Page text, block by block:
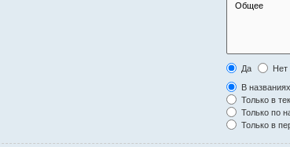
Да
Нет
В
Только в
Только по
Только в